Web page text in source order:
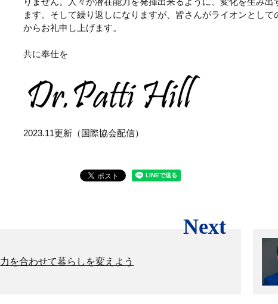
ます。そして繰り返しになりますが、皆さんがライオンとし
からお礼申し上げます。
共に奉仕を
2023.11更新（国際協会配信）
Next
力を合わせて暮らしを変えよう